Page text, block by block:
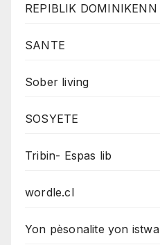
REPIBLIK DOMINIKENN
SANTE
Sober living
SOSYETE
Tribin- Espas lib
wordle.cl
Yon pèsonalite yon istwa